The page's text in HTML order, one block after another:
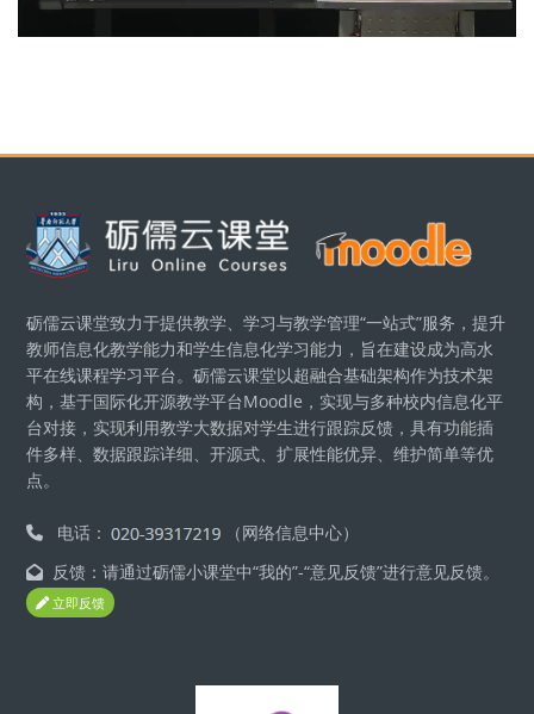
видео
Блоки
砺儒云课堂致力于提供教学、学习与教学管理“一站式”服务，提升
教师信息化教学能力和学生信息化学习能力，旨在建设成为高水
平在线课程学习平台。砺儒云课堂以超融合基础架构作为技术架
构，基于国际化开源教学平台Moodle，实现与多种校内信息化平
台对接，实现利用教学大数据对学生进行跟踪反馈，具有功能插
件多样、数据跟踪详细、开源式、扩展性能优异、维护简单等优
点。
电话：
（网络信息中心）
反馈：请通过砺儒小课堂中“我的”-“意见反馈”进行意见反馈。
立即反馈